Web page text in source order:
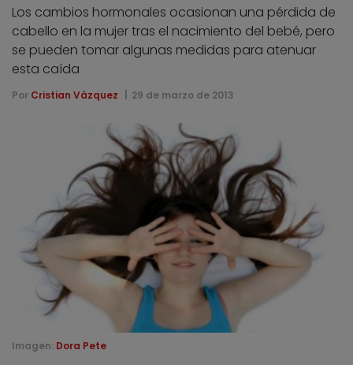
Los cambios hormonales ocasionan una pérdida de
cabello en la mujer tras el nacimiento del bebé, pero
se pueden tomar algunas medidas para atenuar
esta caída
Por Cristian Vázquez 29 de marzo de 2013
Imagen: Dora Pete